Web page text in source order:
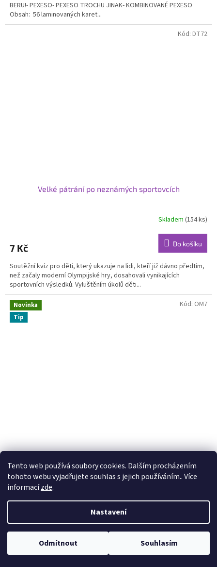
Tento web používá soubory cookies. Dalším procházením
tohoto webu vyjadřujete souhlas s jejich používáním.. Více
informacízde.
Nastavení
Odmítnout Souhlasím
5
hvězdiček.
BERU!- PEXESO- PEXESO TROCHU JINAK- KOMBINOVANÉ PEXESO
Obsah: 56 laminovaných karet...
Velké pátrání po neznámých sportovcích
Skladem (154 ks)
7 Kč Do košíku
Soutěžní kvíz pro děti, který ukazuje na lidi, kteří již dávno předtím,
než začaly moderní Olympijské hry, dosahovali vynikajících
sportovních výsledků. Vyluštěním úkolů děti...
Kód: DT72
Novinka
Tip
Jeden člověk měl dva syny. Mladší jednou přišel k otci a řekl: Otče,
dej mi mou část majetku, chtěl bych si ho užít, dokud jsem mladý.
Otce to rozesmutnilo, ale nepřemlouval ho...
Kód: OM7